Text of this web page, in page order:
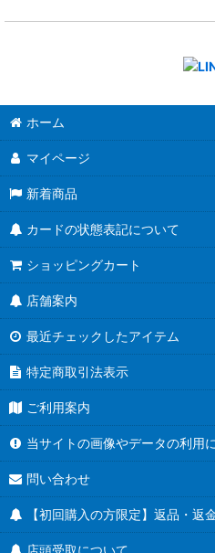
ホーム
マイページ
新着商品
カードの状態表記について
ショッピングカート
店舗案内
最近チェックしたアイテム
特定商取引法表示
ご利用案内
当サイトの画像やデータの利用
問い合わせ
【初回購入の方限定】返品・返
店頭受取について